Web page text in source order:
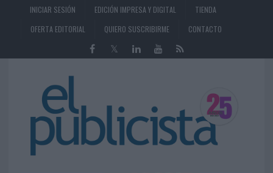
INICIAR SESIÓN EDICIÓN IMPRESA Y DIGITAL
TIENDA
OFERTA EDITORIAL
QUIERO SUSCRIBIRME CONTACTO